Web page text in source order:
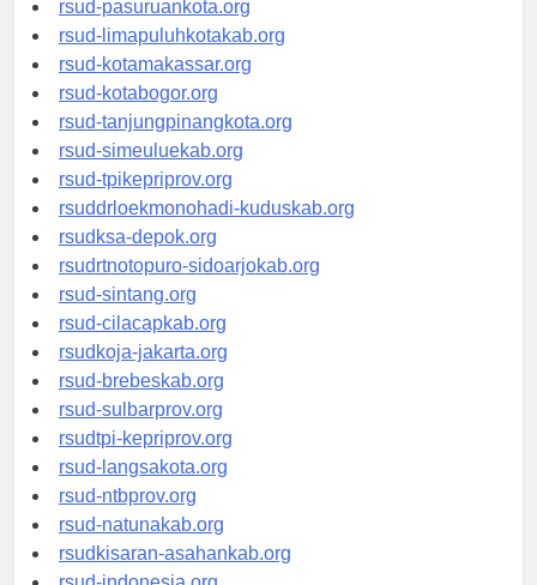
rsud-pasuruankota.org
rsud-limapuluhkotakab.org
rsud-kotamakassar.org
rsud-kotabogor.org
rsud-tanjungpinangkota.org
rsud-simeuluekab.org
rsud-tpikepriprov.org
rsuddrloekmonohadi-kuduskab.org
rsudksa-depok.org
rsudrtnotopuro-sidoarjokab.org
rsud-sintang.org
rsud-cilacapkab.org
rsudkoja-jakarta.org
rsud-brebeskab.org
rsud-sulbarprov.org
rsudtpi-kepriprov.org
rsud-langsakota.org
rsud-ntbprov.org
rsud-natunakab.org
rsudkisaran-asahankab.org